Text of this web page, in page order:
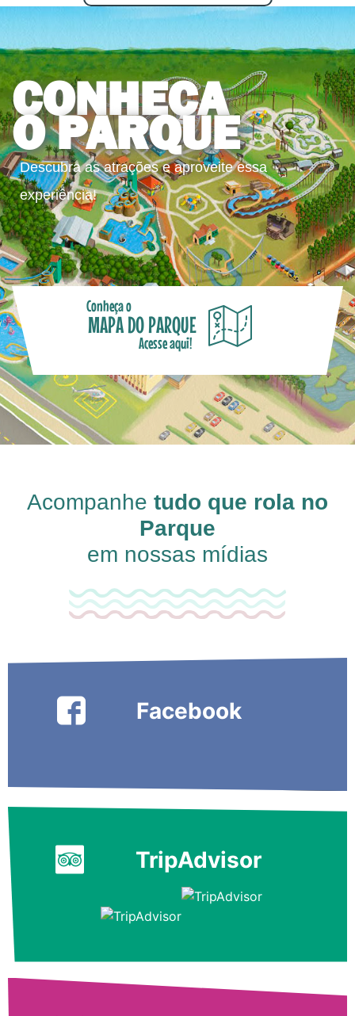
CONHEÇA
O PARQUE
Descubra as atrações e aproveite essa
experiência!
Conheça o
MAPA DO PARQUE
Acesse aqui!
Acompanhe tudo que rola no
Parque
em nossas mídias
Facebook
TripAdvisor